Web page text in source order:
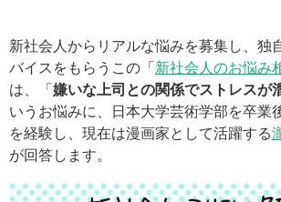
新社会人からリアルな悩みを募集し、独
バイスをもらうこの「 新社会人のお悩み
は、「 嫌いな上司との関係でストレスが
いうお悩みに、日本大学芸術学部を卒業
を経験し、現在は漫画家として活躍する
が回答します。